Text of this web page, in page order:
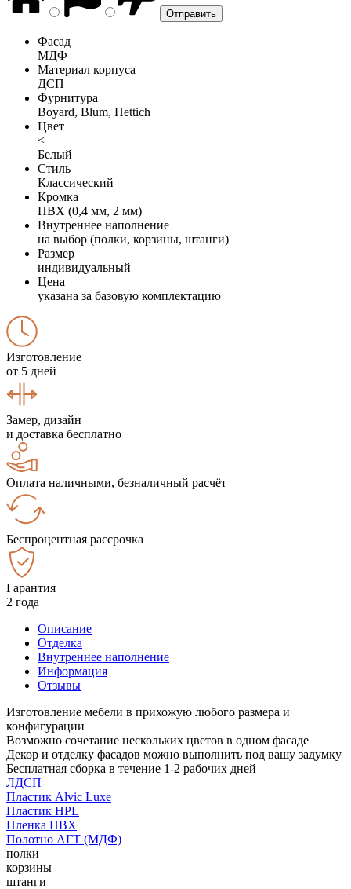
Фасад
МДФ
Материал корпуса
ДСП
Фурнитура
Boyard, Blum, Hettich
Цвет
<
Белый
Стиль
Классический
Кромка
ПВХ (0,4 мм, 2 мм)
Внутреннее наполнение
на выбор (полки, корзины, штанги)
Размер
индивидуальный
Цена
указана за базовую комплектацию
Изготовление
от 5 дней
Замер, дизайн
и доставка бесплатно
Оплата наличными, безналичный расчёт
Беспроцентная рассрочка
Гарантия
2 года
Описание
Отделка
Внутреннее наполнение
Информация
Отзывы
Изготовление мебели в прихожую любого размера и
конфигурации
Возможно сочетание нескольких цветов в одном фасаде
Декор и отделку фасадов можно выполнить под вашу задумку
Бесплатная сборка в течение 1-2 рабочих дней
ЛДСП
Пластик Alvic Luxe
Пластик HPL
Пленка ПВХ
Полотно АГТ (МДФ)
полки
корзины
штанги